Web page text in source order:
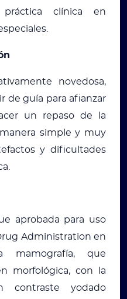
clínica en
novedosa,
de guía para afianzar
un repaso de la
simple y muy
y dificultades
aprobada para uso
Administration en
mamografía, que
morfológica, con la
contraste yodado